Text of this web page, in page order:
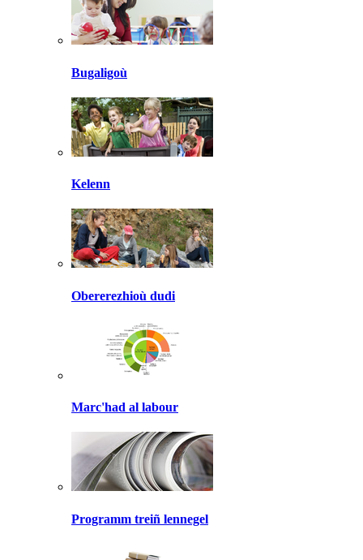
Bugaligoù
Kelenn
Obererezhioù dudi
Marc'had al labour
Programm treiñ lennegel